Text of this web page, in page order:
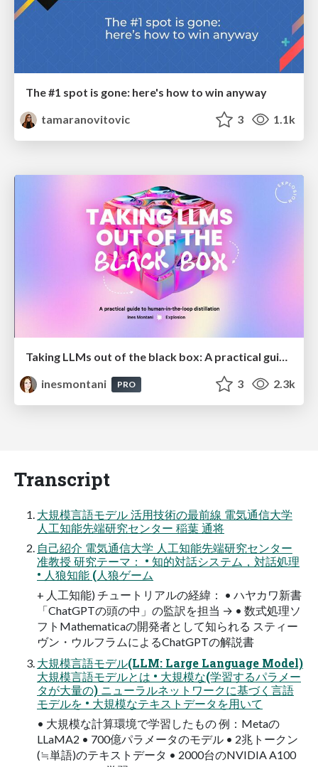
The #1 spot is gone: here's how to win anyway
tamaranovitovic
3 1.1k
Taking LLMs out of the black box: A practical guide to human-in-the-loop distillation
inesmontani
PRO 3 2.3k
Transcript
大規模言語モデル 活用技術の最前線 電気通信大学
人工知能先端研究センター 稲葉 通将
自己紹介 電気通信大学 人工知能先端研究センター
准教授 研究テーマ： • 知的対話システム，対話処理
• 人狼知能 (人狼ゲーム
+ 人工知能) チュートリアルの経緯： • ハヤカワ新書
「ChatGPTの頭の中」の監訳を担当 → • 数式処理ソ
フトMathematicaの開発者として知られる スティー
ヴン・ウルフラムによるChatGPTの解説書
大規模言語モデル(LLM: Large Language Model)
大規模言語モデルとは • 大規模な(学習するパラメー
タが大量の) ニューラルネットワークに基づく言語
モデルを • 大規模なテキストデータを用いて
• 大規模な計算環境で学習したもの 例：Metaの
LLaMA2 • 700億パラメータのモデル • 2兆トークン
(≒単語)のテキストデータ • 2000台のNVIDIA A100